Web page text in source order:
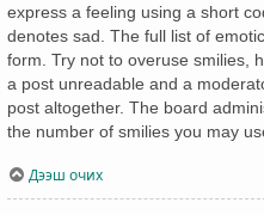
express a feeling using a short
denotes sad. The full list of
form. Try not to overuse smilies,
a post unreadable and a
post altogether. The board
the number of smilies you may
Дээш очих